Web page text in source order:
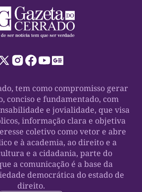
tem como compromisso gerar
conciso e fundamentado, com
e jovialidade, que visa
informação clara e objetiva
coletivo como vetor e abre
e à academia, ao direito e a
e a cidadania, parte do
a comunicação é a base da
democrática do estado de
direito.